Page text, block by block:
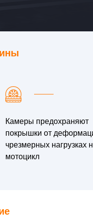
Камеры предохраняют
покрышки от
чрезмерных нагрузках
мотоцикл